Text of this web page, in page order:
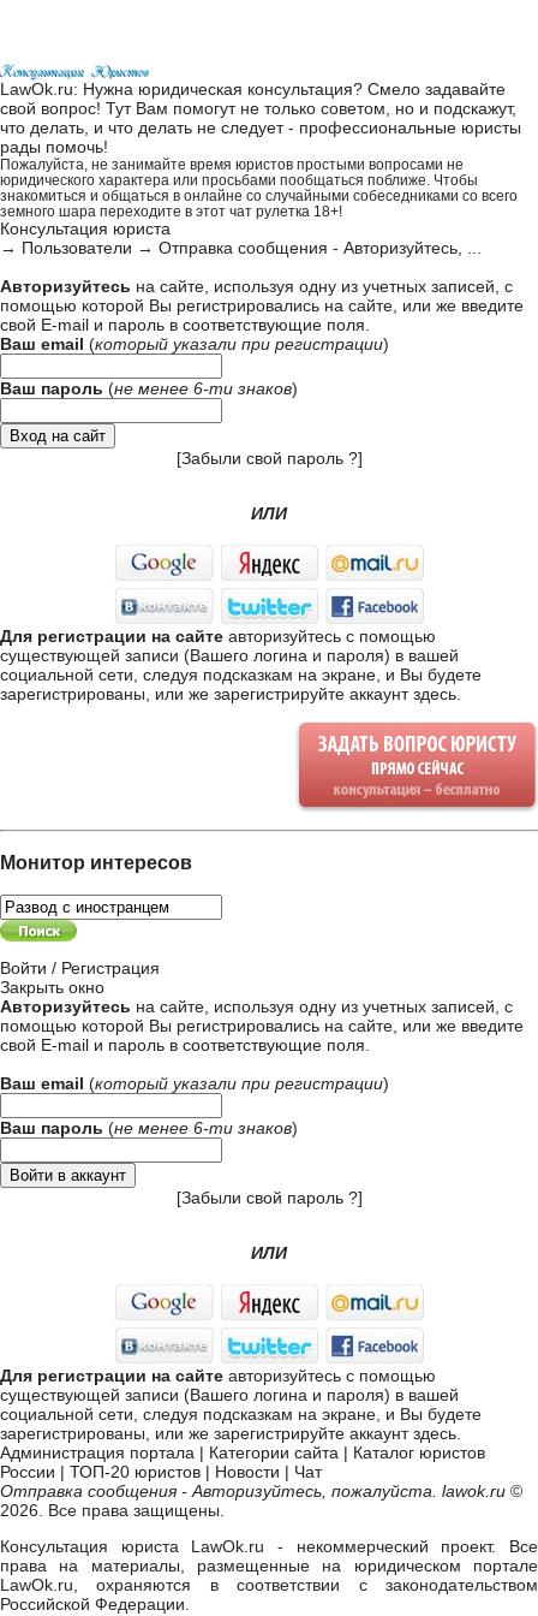
LawOk.ru: Нужна юридическая консультация? Смело задавайте
свой вопрос! Тут Вам помогут не только советом, но и подскажут,
что делать, и что делать не следует - профессиональные юристы
рады помочь!
Пожалуйста, не занимайте время юристов простыми вопросами не
юридического характера или просьбами пообщаться поближе. Чтобы
знакомиться и общаться в онлайне со случайными собеседниками со всего
земного шара переходите в этот чат рулетка 18+!
Консультация юриста
→ Пользователи → Отправка сообщения - Авторизуйтесь, ...
Авторизуйтесь на сайте, используя одну из учетных записей, с
помощью которой Вы регистрировались на сайте, или же введите
свой E-mail и пароль в соответствующие поля
Ваш email (который указали при регистрации)
Ваш пароль (не менее 6-ти знаков)
[Забыли свой пароль ?]
ИЛИ
Для регистрации на сайте авторизуйтесь с помощью
существующей записи (Вашего логина и пароля) в вашей
социальной сети, следуя подсказкам на экране, и Вы будете
зарегистрированы, или же зарегистрируйте аккаунт здесь
Монитор интересов
Войти / Регистрация
Закрыть окно
Авторизуйтесь на сайте, используя одну из учетных записей, с
помощью которой Вы регистрировались на сайте, или же введите
свой E-mail и пароль в соответствующие поля
Ваш email (который указали при регистрации)
Ваш пароль (не менее 6-ти знаков)
[Забыли свой пароль ?]
ИЛИ
Для регистрации на сайте авторизуйтесь с помощью
существующей записи (Вашего логина и пароля) в вашей
социальной сети, следуя подсказкам на экране, и Вы будете
зарегистрированы, или же зарегистрируйте аккаунт здесь
Администрация портала | Категории сайта | Каталог юристов
России | ТОП-20 юристов | Новости | Чат
Отправка сообщения - Авторизуйтесь, пожалуйста. lawok.ru ©
2026. Все права защищены.
Консультация юриста LawOk.ru - некоммерческий проект. Все
права на материалы, размещенные на юридическом портале
LawOk.ru, охраняются в соответствии с законодательством
Российской Федерации.